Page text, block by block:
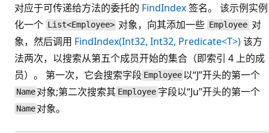
对应于可传递给方法的委托的 FindIndex签名。 该示例实例
化一个 List<Employee> 对象，向其添加一些 Employee 对
象，然后调用 FindIndex(Int32, Int32, Predicate<T>)该方
法两次，以搜索从第五个成员开始的集合（即索引 4 上的成
员）。 第一次，它会搜索字段 Employee 以“J”开头的第一个
Name 对象;第二次搜索其 Employee 字段以“Ju”开头的第一个
Name 对象。